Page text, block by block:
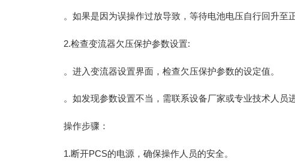
。如果是因为误操作过放导致，等待电池电压自行回升至
2.检查变流器欠压保护参数设置:
。进入变流器设置界面，检查欠压保护参数的设定值。
。如发现参数设置不当，需联系设备厂家或专业技术人员
操作步骤：
1.断开PCS的电源，确保操作人员的安全。